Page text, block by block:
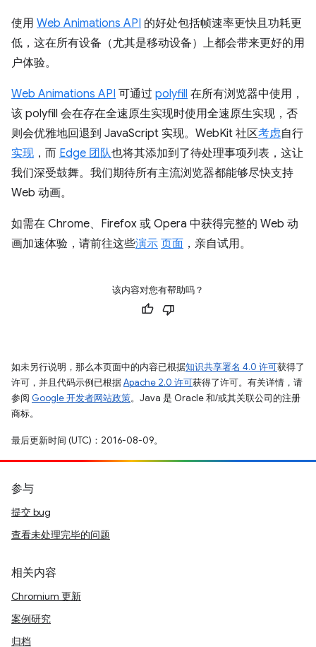
使用 Web Animations API 的好处包括帧速率更快且功耗更
低，这在所有设备（尤其是移动设备）上都会带来更好的用
户体验。
Web Animations API 可通过 polyfill 在所有浏览器中使用，
该 polyfill 会在存在全速原生实现时使用全速原生实现，否
则会优雅地回退到 JavaScript 实现。WebKit 社区考虑自行
实现 ，而 Edge 团队也将其添加到了待处理事项列表，这让
我们深受鼓舞。我们期待所有主流浏览器都能够尽快支持
Web 动画。
如需在 Chrome、Firefox 或 Opera 中获得完整的 Web 动
画加速体验，请前往这些演示 页面 ，亲自试用。
该内容对您有帮助吗？
如未另行说明，那么本页面中的内容已根据知识共享署名 4.0 许可获得了
许可，并且代码示例已根据Apache 2.0 许可获得了许可。有关详情，请
参阅 Google 开发者网站政策。Java 是 Oracle 和/或其关联公司的注册
商标。
最后更新时间 (UTC)：2016-08-09。
参与
提交 bug
查看未处理完毕的问题
相关内容
Chromium 更新
案例研究
归档